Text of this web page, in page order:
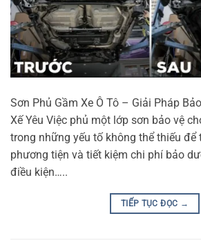
Sơn Phủ Gầm Xe Ô Tô – Giải Pháp
Xế Yêu Việc phủ một lớp sơn bảo vệ
trong những yếu tố không thể thiếu để
phương tiện và tiết kiệm chi phí bảo
điều kiện…..
TIẾP TỤC ĐỌC →